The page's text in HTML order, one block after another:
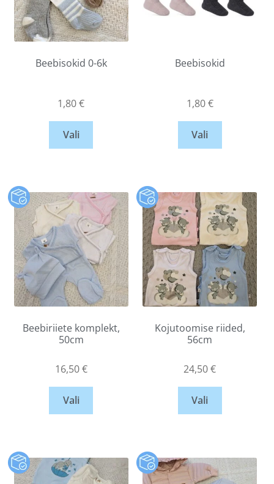
Beebisokid 0-6k
1,80€
Vali
Beebisokid
1,80€
Vali
Beebiriiete komplekt,
50cm
16,50€
Vali
Kojutoomise riided,
56cm
24,50€
Vali